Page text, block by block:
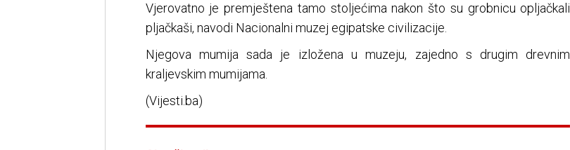
Vjerovatno je premještena tamo stoljećima nakon što su grobnicu opljačkali
pljačkaši, navodi Nacionalni muzej egipatske civilizacije.
Njegova mumija sada je izložena u muzeju, zajedno s drugim drevnim
kraljevskim mumijama.
(Vijesti.ba)